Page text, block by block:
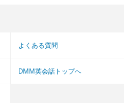
よくある質問
DMM英会話トップへ